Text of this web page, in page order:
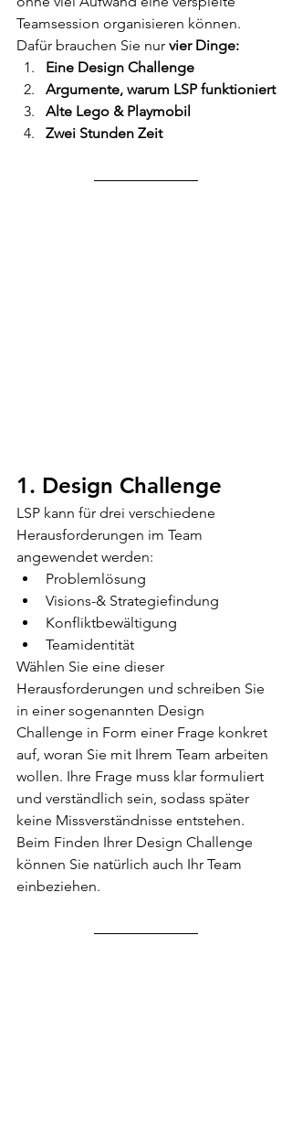
Teamsession organisieren können.
Dafür brauchen Sie nur vier Dinge:
Eine Design Challenge
Argumente, warum LSP funktioniert
Alte Lego & Playmobil
Zwei Stunden Zeit
1. Design Challenge
LSP kann für drei verschiedene
Herausforderungen im Team
angewendet werden:
Problemlösung
Visions-& Strategiefindung
Konfliktbewältigung
Teamidentität
Wählen Sie eine dieser
Herausforderungen und schreiben Sie
in einer sogenannten Design
Challenge in Form einer Frage konkret
auf, woran Sie mit Ihrem Team arbeiten
wollen. Ihre Frage muss klar formuliert
und verständlich sein, sodass später
keine Missverständnisse entstehen.
Beim Finden Ihrer Design Challenge
können Sie natürlich auch Ihr Team
einbeziehen.